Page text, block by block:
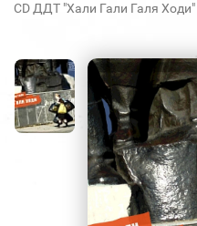
CD ДДТ "Хали Гали Галя Ходи"